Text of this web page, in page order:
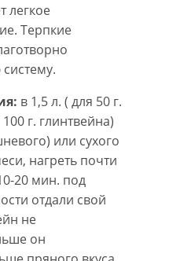
легкое
Терпкие
в 1,5 л. ( для 50 г.
г. глинтвейна)
или сухого
нагреть почти
20 мин. под
отдали свой
не
он